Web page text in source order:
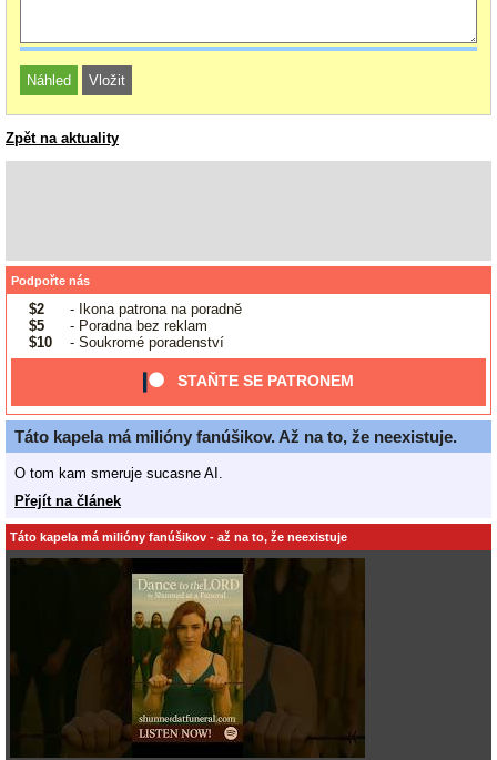
Zpět na aktuality
Podpořte nás
$2
- Ikona patrona na poradně
$5
- Poradna bez reklam
$10
- Soukromé poradenství
STAŇTE SE PATRONEM
Táto kapela má milióny fanúšikov. Až na to, že neexistuje.
O tom kam smeruje sucasne AI.
Přejít na článek
Táto kapela má milióny fanúšikov - až na to, že neexistuje